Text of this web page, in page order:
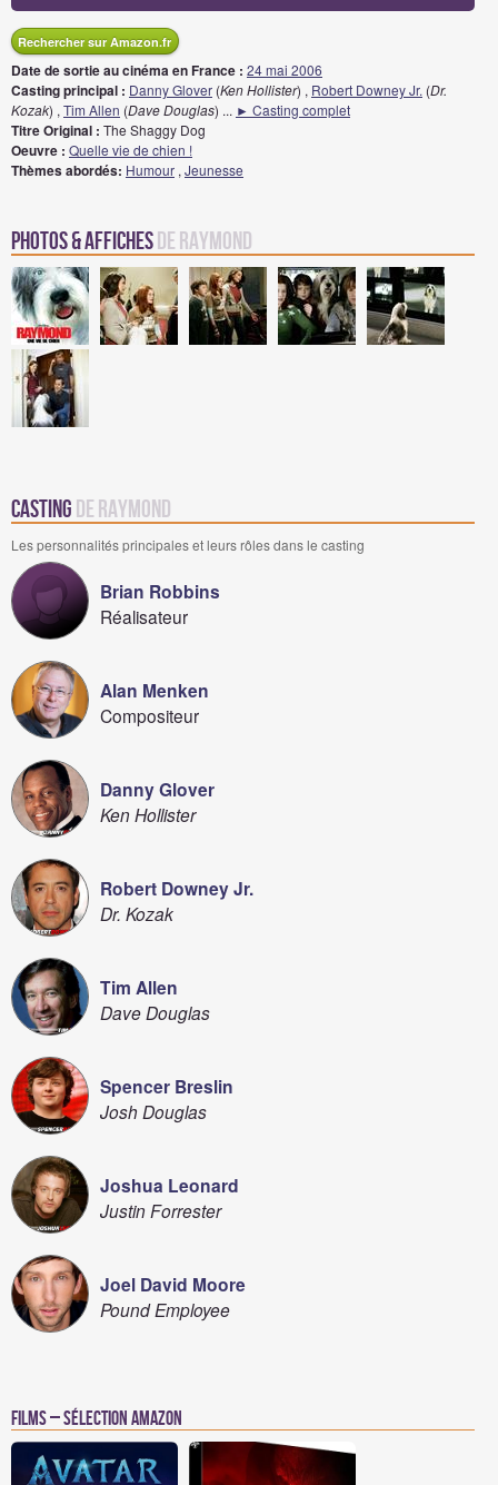
Rechercher sur Amazon.fr
Date de sortie au cinéma en France : 24 mai 2006
Casting principal : Danny Glover (Ken Hollister) , Robert Downey Jr. (Dr.
Kozak) , Tim Allen (Dave Douglas) ... ► Casting complet
Titre Original : The Shaggy Dog
Oeuvre : Quelle vie de chien !
Thèmes abordés: Humour , Jeunesse
Photos & Affichesde Raymond
Casting de Raymond
Les personnalités principales et leurs rôles dans le casting
Brian Robbins
Réalisateur
Alan Menken
Compositeur
Danny Glover
Ken Hollister
Robert Downey Jr.
Dr. Kozak
Tim Allen
Dave Douglas
Spencer Breslin
Josh Douglas
Joshua Leonard
Justin Forrester
Joel David Moore
Pound Employee
Films – Sélection Amazon